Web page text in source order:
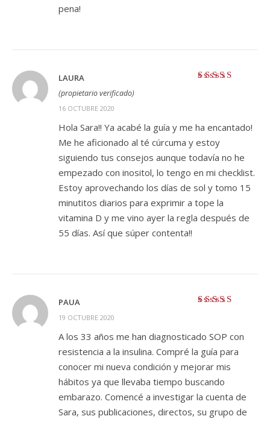
pena!
LAURA
(propietario verificado)
16 OCTUBRE 2020
Hola Sara!! Ya acabé la guía y me ha encantado!
Me he aficionado al té cúrcuma y estoy
siguiendo tus consejos aunque todavía no he
empezado con inositol, lo tengo en mi checklist.
Estoy aprovechando los días de sol y tomo 15
minutitos diarios para exprimir a tope la
vitamina D y me vino ayer la regla después de
55 días. Así que súper contenta!!
PAUA
19 OCTUBRE 2020
A los 33 años me han diagnosticado SOP con
resistencia a la insulina. Compré la guía para
conocer mi nueva condición y mejorar mis
hábitos ya que llevaba tiempo buscando
embarazo. Comencé a investigar la cuenta de
Sara, sus publicaciones, directos, su grupo de